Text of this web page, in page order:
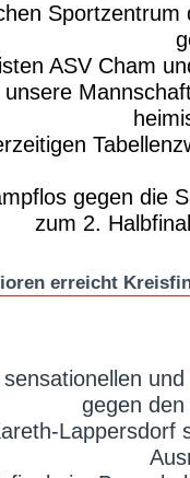
Sportzentrum
ASV Cham
unsere
gegen die
zum 2.
erreicht
gegen
Lappersdorf